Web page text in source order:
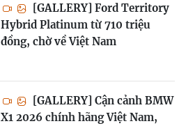
[GALLERY] Ford Territory
Hybrid Platinum từ 710 triệu
đồng, chờ về Việt Nam
[GALLERY] Cận cảnh BMW
X1 2026 chính hãng Việt Nam,